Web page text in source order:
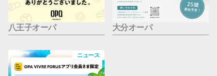
八王子オーパ 大分オーパ
ニュース